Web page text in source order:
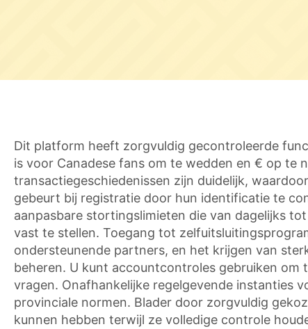
Dit platform heeft zorgvuldig gecontroleerde
is voor Canadese fans om te wedden en € op te
transactiegeschiedenissen zijn duidelijk,
gebeurt bij registratie door hun identificatie te
aanpasbare stortingslimieten die van dagelijks
vast te stellen. Toegang tot
ondersteunende partners, en het krijgen van
beheren. U kunt accountcontroles gebruiken
vragen. Onafhankelijke regelgevende instanties
provinciale normen. Blader door zorgvuldig
kunnen hebben terwijl ze volledige controle